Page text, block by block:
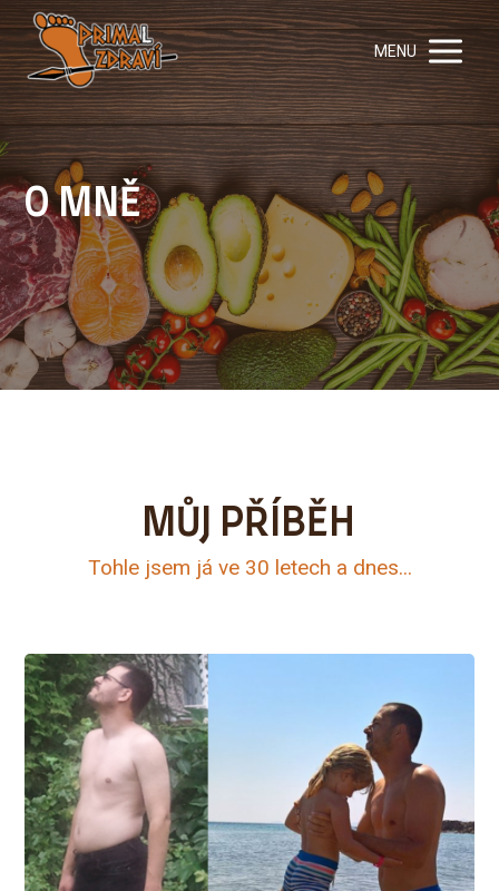
MENU
O MNĚ
MŮJ PŘÍBĚH
Tohle jsem já ve 30 letech a dnes...